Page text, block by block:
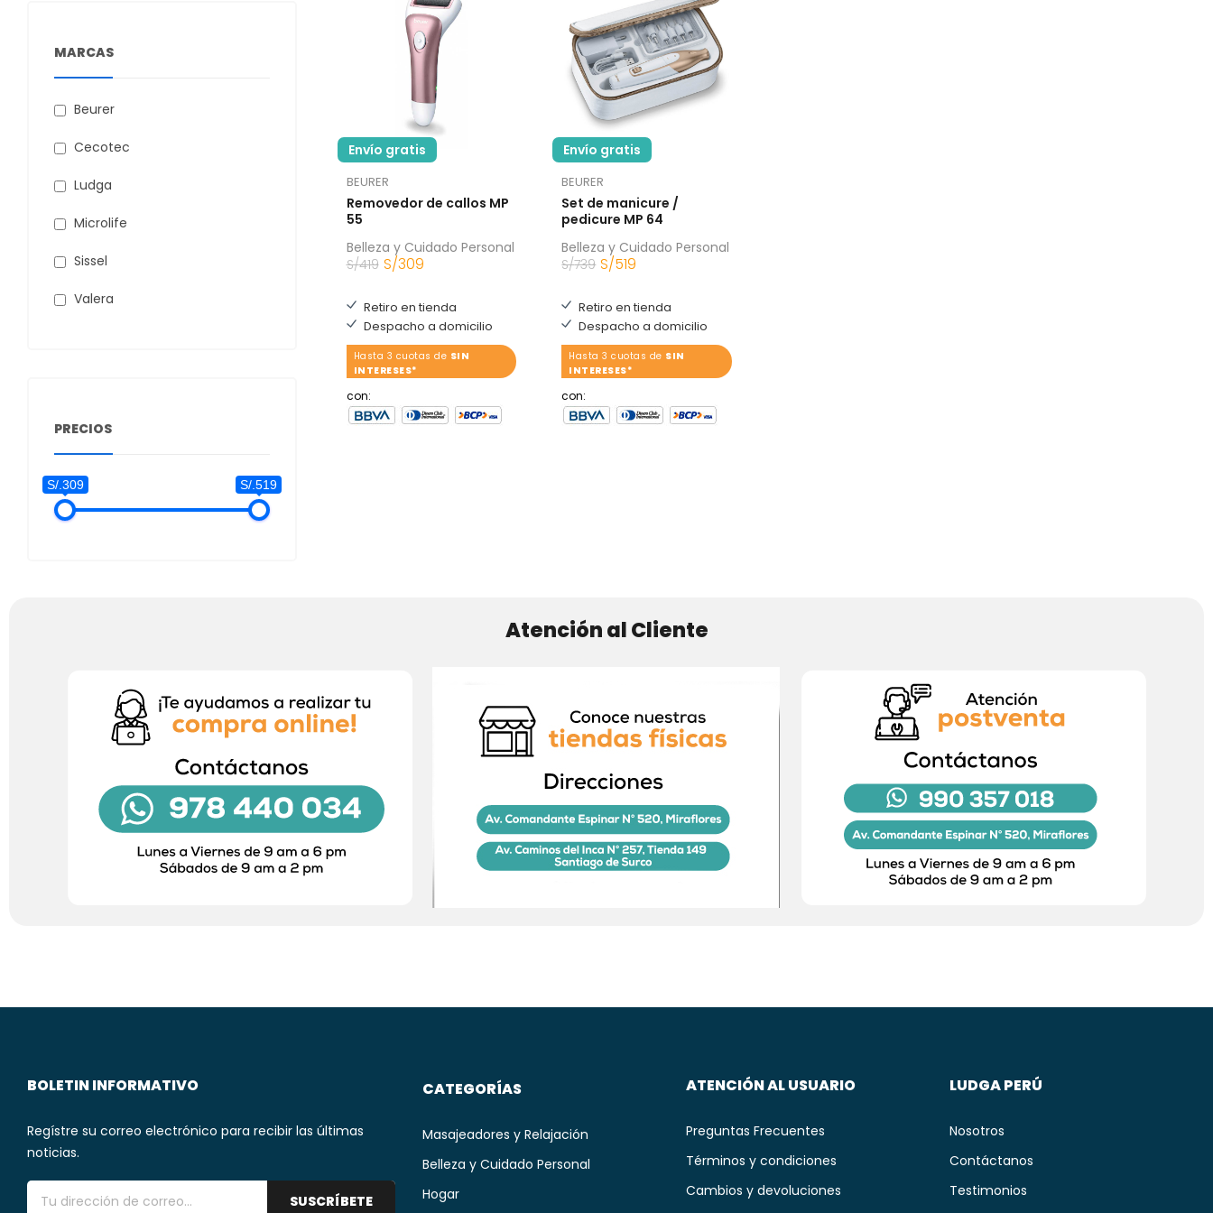
Envío gratis
BEURER
Removedor de callos MP
55
Belleza y Cuidado Personal
S/419 S/309
Retiro en tienda
Despacho a domicilio
Hasta 3 cuotas de SIN
INTERESES*
con:
Envío gratis
BEURER
Set de manicure /
pedicure MP 64
Belleza y Cuidado Personal
S/739 S/519
Retiro en tienda
Despacho a domicilio
Hasta 3 cuotas de SIN
INTERESES*
con:
MARCAS
Beurer
Cecotec
Ludga
Microlife
Sissel
Valera
PRECIOS
S/.309 S/.519
Atención al Cliente
BOLETIN INFORMATIVO
Regístre su correo electrónico para recibir las últimas
noticias.
SUSCRÍBETE
CATEGORÍAS
Masajeadores y Relajación
Belleza y Cuidado Personal
Hogar
ATENCIÓN AL USUARIO
Preguntas Frecuentes
Términos y condiciones
Cambios y devoluciones
LUDGA PERÚ
Nosotros
Contáctanos
Testimonios